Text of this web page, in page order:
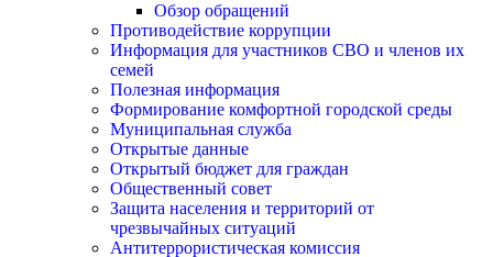
Обзор обращений
Противодействие коррупции
Информация для участников СВО и членов их
семей
Полезная информация
Формирование комфортной городской среды
Муниципальная служба
Открытые данные
Открытый бюджет для граждан
Общественный совет
Защита населения и территорий от
чрезвычайных ситуаций
Антитеррористическая комиссия